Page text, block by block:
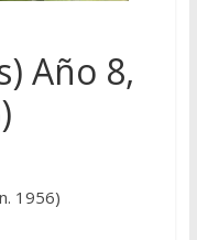
Año 8,
1956)